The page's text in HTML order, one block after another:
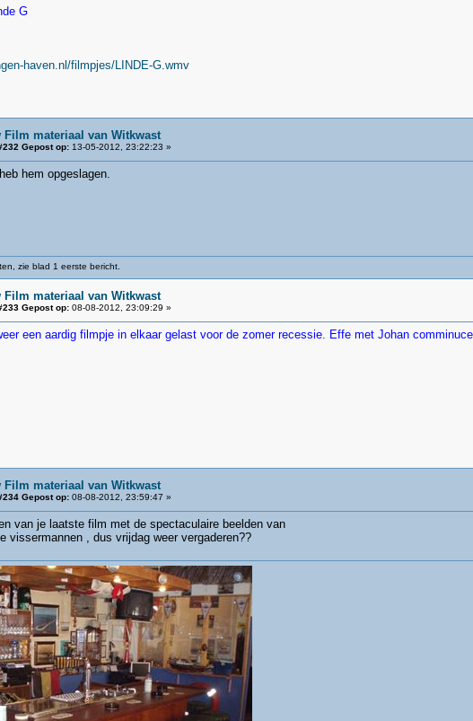
G
haven.nl/filmpjes/LINDE-G.wmv
Film materiaal van Witkwast
Gepost op:13-05-2012, 23:22:23 »
hem opgeslagen.
zie blad 1 eerste bericht.
Film materiaal van Witkwast
Gepost op:08-08-2012, 23:09:29 »
een aardig filmpje in elkaar gelast voor de zomer recessie. Effe met Johan
Film materiaal van Witkwast
Gepost op:08-08-2012, 23:59:47 »
van je laatste film met de spectaculaire beelden van
vissermannen , dus vrijdag weer vergaderen??